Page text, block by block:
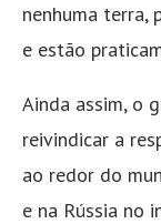
nenhuma terra,
e estão
Ainda assim, o
reivindicar a
ao redor do
e na Rússia no